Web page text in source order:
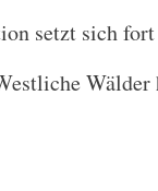
setzt sich